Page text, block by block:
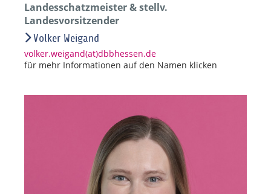
Landesschatzmeister & stellv.
Landesvorsitzender
Volker Weigand
volker.weigand(at)dbbhessen.de
für mehr Informationen auf den Namen klicken